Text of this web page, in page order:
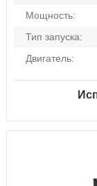
Мощность:
Тип запуска:
Двигатель: